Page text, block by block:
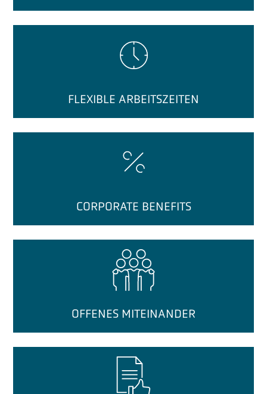
FLEXIBLE ARBEITSZEITEN
CORPORATE BENEFITS
OFFENES MITEINANDER